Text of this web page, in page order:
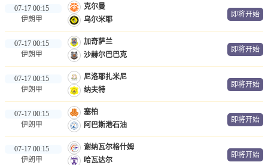
中超
NBA
CBA
足球录像
篮球录像
07-17 00:15
伊朗甲
克尔曼
乌尔米耶
即将开始
07-17 00:15
伊朗甲
加奇萨兰
沙赫尔巴巴克
即将开始
07-17 00:15
伊朗甲
尼洛耶扎米尼
纳夫特
即将开始
07-17 00:15
伊朗甲
塞柏
阿巴斯港石油
即将开始
07-17 00:15
伊朗甲
谢纳瓦尔格什姆
哈瓦达尔
即将开始